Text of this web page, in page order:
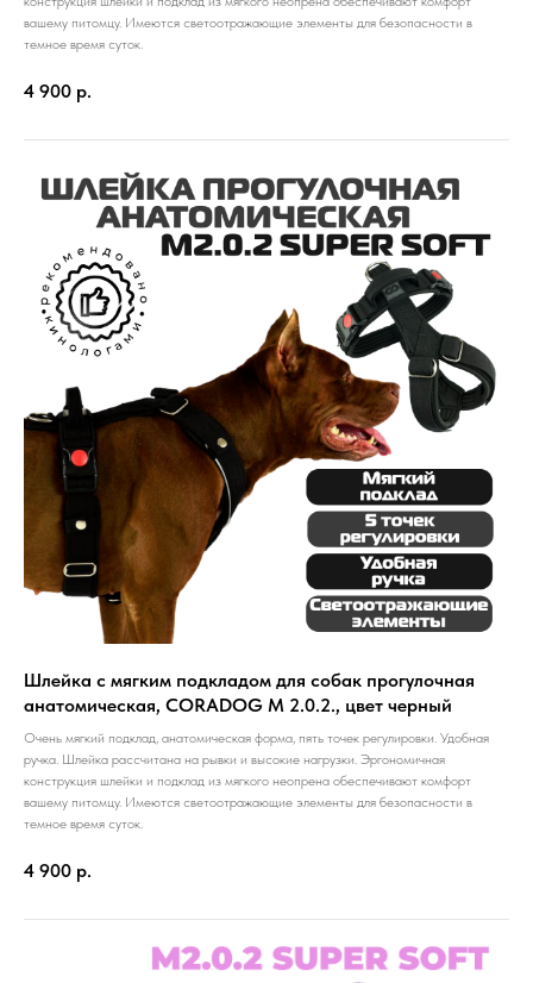
вашему питомцу. Имеются светоотражающие элементы для безопасности в
темное время суток.
4 900 р.
Шлейка с мягким подкладом для собак прогулочная
анатомическая, CORADOG M 2.0.2., цвет черный
Очень мягкий подклад, анатомическая форма, пять точек регулировки. Удобная
ручка. Шлейка рассчитана на рывки и высокие нагрузки. Эргономичная
конструкция шлейки и подклад из мягкого неопрена обеспечивают комфорт
вашему питомцу. Имеются светоотражающие элементы для безопасности в
темное время суток.
4 900 р.